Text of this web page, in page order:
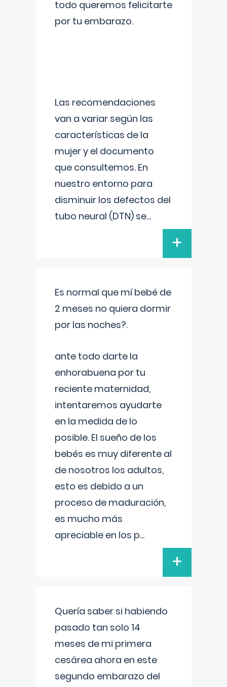
todo queremos felicitarte
por tu embarazo.
Las recomendaciones
van a variar según las
características de la
mujer y el documento
que consultemos. En
nuestro entorno para
disminuir los defectos del
tubo neural (DTN) se...
+
Es normal que mí bebé de
2 meses no quiera dormir
por las noches?.
ante todo darte la
enhorabuena por tu
reciente maternidad,
intentaremos ayudarte
en la medida de lo
posible. El sueño de los
bebés es muy diferente al
de nosotros los adultos,
esto es debido a un
proceso de maduración,
es mucho más
apreciable en los p...
+
Quería saber si habiendo
pasado tan solo 14
meses de mi primera
cesárea ahora en este
segundo embarazo del